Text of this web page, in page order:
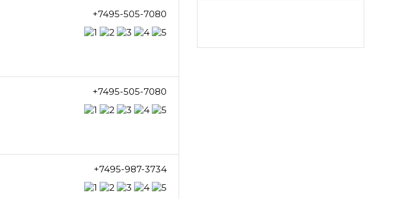
+7495-505-7080
+7495-505-7080
+7495-987-3734